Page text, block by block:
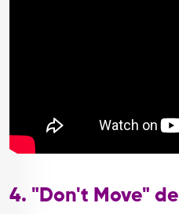
4. "Don't Move" de